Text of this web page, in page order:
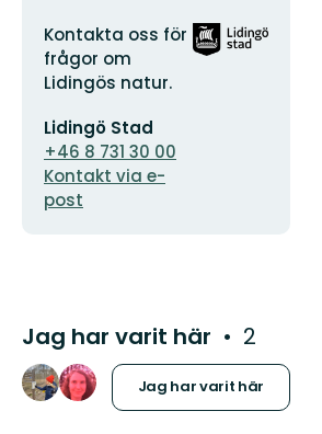
Adress
Kontakta oss för
frågor om
Lidingös natur.
postadress
Lidingö Stad
+46 8 731 30 00
Kontakt via e-
post
Organisationens
logotyp
Jag har varit här 2
Jag har varit här